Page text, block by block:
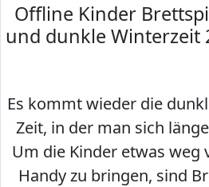
Offline Kinder
und dunkle Winterzeit
Es kommt wieder die
Zeit, in der man sich
Um die Kinder etwas weg
Handy zu bringen, sind